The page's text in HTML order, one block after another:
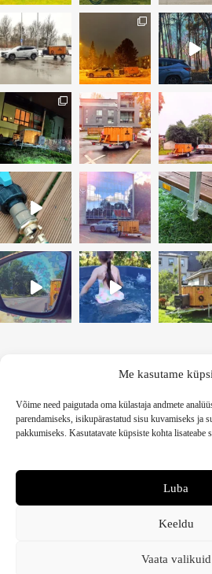
Me kasutame
Võime need paigutada oma külastaja andmete
parendamiseks, isikupärastatud sisu kuvamiseks ja
pakkumiseks. Kasutatavate küpsiste kohta lisateabe
Luba
Keeldu
Vaata valikuid
Kümblustünni rent Tallinnas ja
Registrikood
Arvelduskonto LHV
erki ( ät ) visuaal.ee